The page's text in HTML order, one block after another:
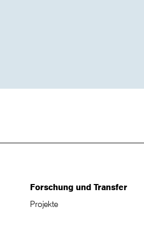
Forschung und Transfer
Projekte